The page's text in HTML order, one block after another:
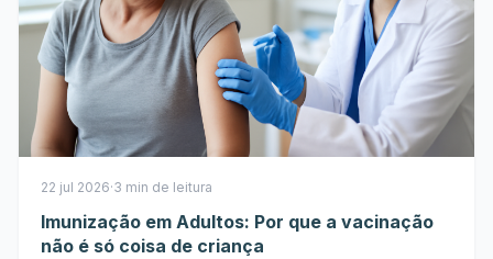
22 jul 2026·3 min de leitura
Imunização em Adultos: Por que a vacinação
não é só coisa de criança